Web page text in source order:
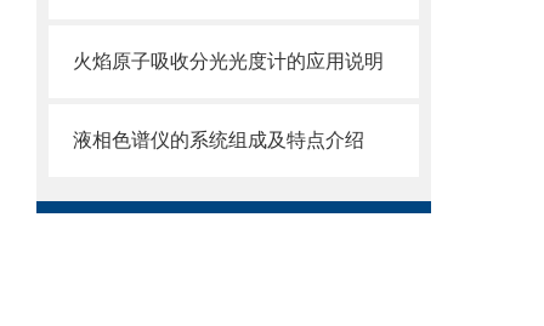
火焰原子吸收分光光度计的应用说明
液相色谱仪的系统组成及特点介绍